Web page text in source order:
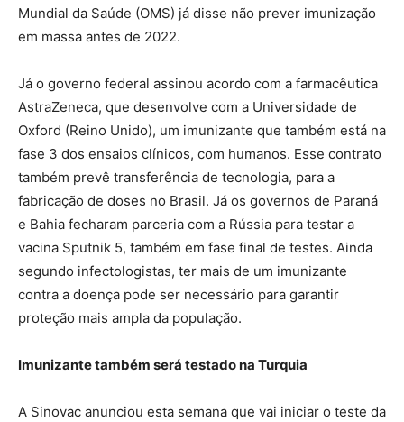
Mundial da Saúde (OMS) já disse não prever imunização
em massa antes de 2022.
Já o governo federal assinou acordo com a farmacêutica
AstraZeneca, que desenvolve com a Universidade de
Oxford (Reino Unido), um imunizante que também está na
fase 3 dos ensaios clínicos, com humanos. Esse contrato
também prevê transferência de tecnologia, para a
fabricação de doses no Brasil. Já os governos de Paraná
e Bahia fecharam parceria com a Rússia para testar a
vacina Sputnik 5, também em fase final de testes. Ainda
segundo infectologistas, ter mais de um imunizante
contra a doença pode ser necessário para garantir
proteção mais ampla da população.
Imunizante também será testado na Turquia
A Sinovac anunciou esta semana que vai iniciar o teste da